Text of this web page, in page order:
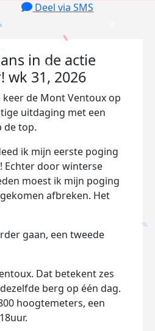
Deel via SMS
in de actie
wk 31, 2026
de Mont Ventoux op
uitdaging met een
de top.
ik mijn eerste poging
Echter door winterse
moest ik mijn poging
afbreken. Het
gaan, een tweede
Dat betekent zes
berg op één dag.
hoogtemeters, een